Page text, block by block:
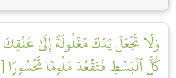
وَلَا تَجۡعَلۡ يَدَكَ مَغۡلُولَةً إِلَىٰ
كُلَّ ٱلۡبَسۡطِ فَتَقۡعُدَ مَلُومٗا مَّحۡسُورًا [٢٩]